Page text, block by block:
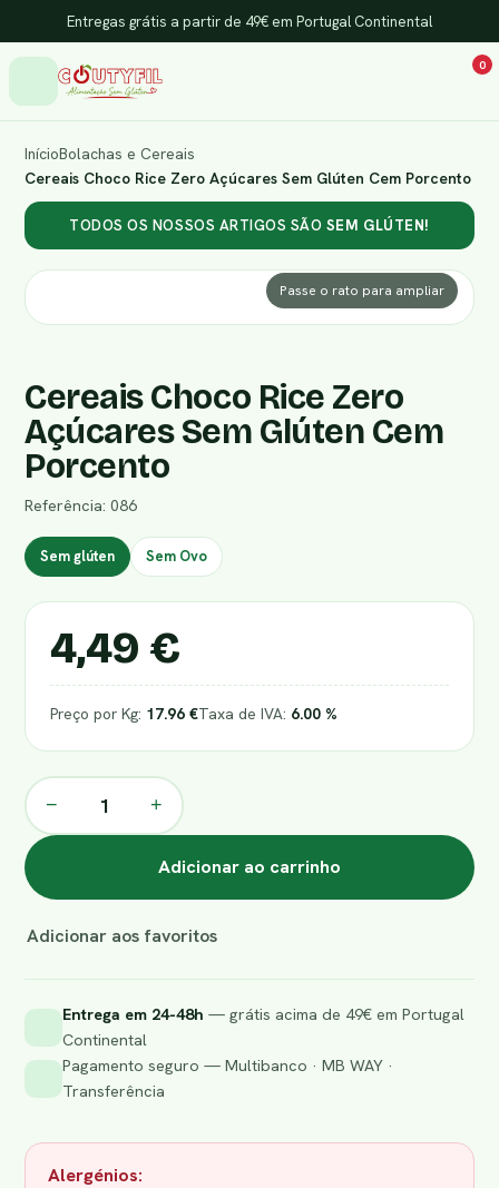
Entregas grátis a partir de 49€ em Portugal Continental
0
InícioBolachas e Cereais
Cereais Choco Rice Zero Açúcares Sem Glúten Cem Porcento
TODOS OS NOSSOS ARTIGOS SÃO SEM GLÚTEN!
Passe o rato para ampliar
Cereais Choco Rice Zero
Açúcares Sem Glúten Cem
Porcento
Referência: 086
Sem glúten Sem Ovo
4,49 €
Preço por Kg: 17.96 €Taxa de IVA: 6.00 %
− +
Adicionar ao carrinho
Adicionar aos favoritos
Entrega em 24-48h — grátis acima de 49€ em Portugal
Continental
Pagamento seguro — Multibanco · MB WAY ·
Transferência
Alergénios: